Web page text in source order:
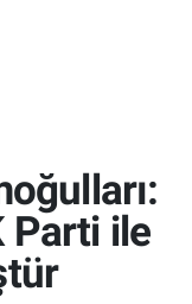
Parti ile